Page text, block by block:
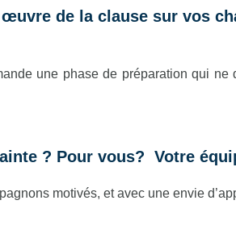
de la clause sur vos
une phase de préparation qui
? Pour vous? Votre
motivés, et avec une envie